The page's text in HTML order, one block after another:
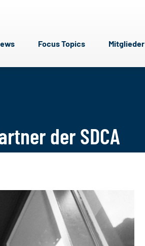
Focus Topics Mitglieder
der SDCA